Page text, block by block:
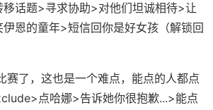
话题>寻求协助>对他们坦诚相待>让
恩的童年>短信回你是好女孩（解锁回
赛了，这也是一个难点，能点的人都点
点哈娜>告诉她你很抱歉...>能点